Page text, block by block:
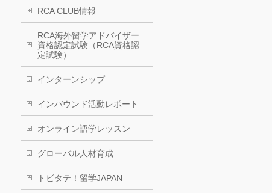
RCA CLUB情報
RCA海外留学アドバイザー
資格認定試験（RCA資格認
定試験）
インターンシップ
インバウンド活動レポート
オンライン語学レッスン
グローバル人材育成
トビタテ！留学JAPAN